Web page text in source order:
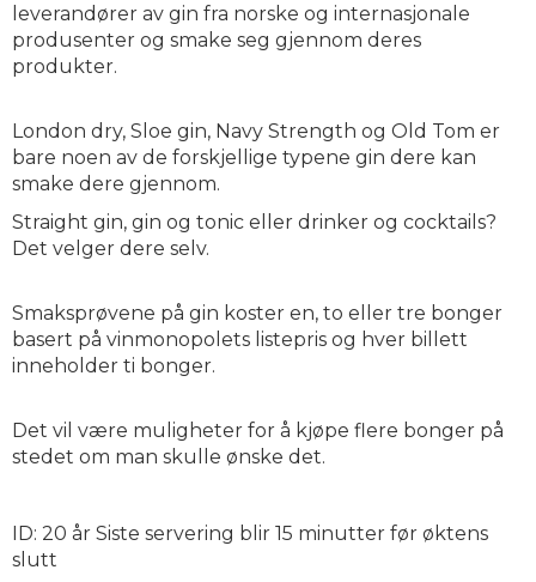
leverandører av gin fra norske og internasjonale
produsenter og smake seg gjennom deres
produkter.
London dry, Sloe gin, Navy Strength og Old Tom er
bare noen av de forskjellige typene gin dere kan
smake dere gjennom.
Straight gin, gin og tonic eller drinker og cocktails?
Det velger dere selv.
Smaksprøvene på gin koster en, to eller tre bonger
basert på vinmonopolets listepris og hver billett
inneholder ti bonger.
Det vil være muligheter for å kjøpe flere bonger på
stedet om man skulle ønske det.
ID: 20 år Siste servering blir 15 minutter før øktens
slutt